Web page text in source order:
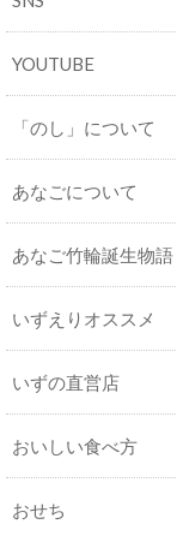
YOUTUBE
「のし」について
あなごについて
あなご竹輪誕生物語
いずえりオススメ
いずの直営店
おいしい食べ方
おせち